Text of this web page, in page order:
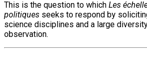
This is the question to which Les
politiques seeks to respond by
science disciplines and a large
observation.